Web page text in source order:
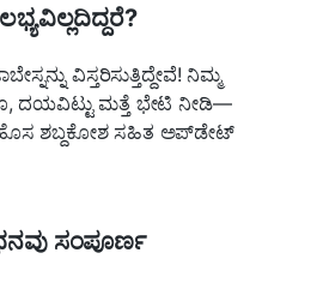
ವಿಸ್ತರಿಸುತ್ತಿದ್ದೇವೆ! ನಿಮ್ಮ
ದಯವಿಟ್ಟು ಮತ್ತೆ ಭೇಟಿ ನೀಡಿ—
ಶಬ್ದಕೋಶ ಸಹಿತ ಅಪ್‌ಡೇಟ್
ಸಂಪೂರ್ಣ